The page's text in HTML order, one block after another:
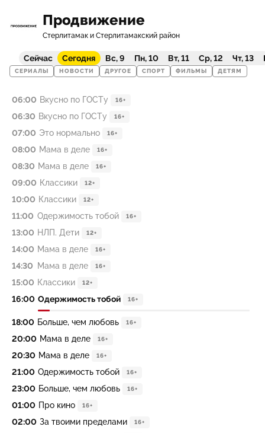
Продвижение
Стерлитамак и Стерлитамакский район
Сейчас Сегодня Вс, 9 Пн, 10 Вт, 11 Ср, 12 Чт, 13
СЕРИАЛЫ НОВОСТИ ДРУГОЕ СПОРТ ФИЛЬМЫ ДЕТЯМ
06:00 Вкусно по ГОСТу 16+
06:30 Вкусно по ГОСТу 16+
07:00 Это нормально 16+
08:00 Мама в деле 16+
08:30 Мама в деле 16+
09:00 Классики 12+
10:00 Классики 12+
11:00 Одержимость тобой 16+
13:00 НЛП. Дети 12+
14:00 Мама в деле 16+
14:30 Мама в деле 16+
15:00 Классики 12+
16:00 Одержимость тобой 16+
18:00 Больше, чем любовь 16+
20:00 Мама в деле 16+
20:30 Мама в деле 16+
21:00 Одержимость тобой 16+
23:00 Больше, чем любовь 16+
01:00 Про кино 16+
02:00 За твоими пределами 16+